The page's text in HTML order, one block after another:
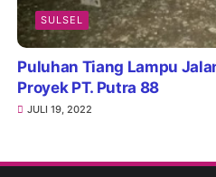
SULSEL
Puluhan Tiang Lampu
Proyek PT. Putra 88
JULI 19, 2022